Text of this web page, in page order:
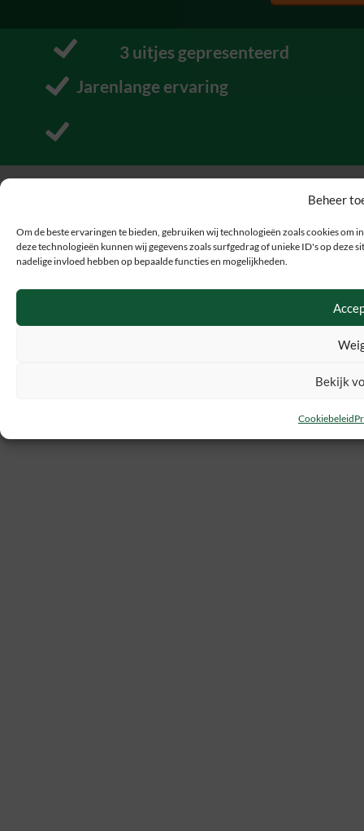
Beheer
Om de beste ervaringen te bieden, gebruiken wij technologieën zoals cookies om
deze technologieën kunnen wij gegevens zoals surfgedrag of unieke ID's op deze
nadelige invloed hebben op bepaalde functies en mogelijkheden.
Bekijk
Cookiebeleid
10 uitjes gepresenteerd